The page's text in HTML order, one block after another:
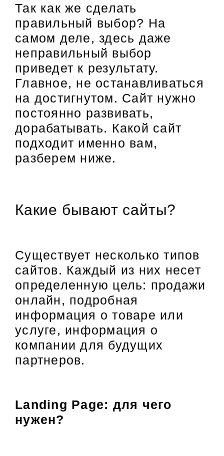
Так как же сделать
правильный выбор? На
самом деле, здесь даже
неправильный выбор
приведет к результату.
Главное, не останавливаться
на достигнутом. Сайт нужно
постоянно развивать,
дорабатывать. Какой сайт
подходит именно вам,
разберем ниже.
Какие бывают сайты?
Существует несколько типов
сайтов. Каждый из них несет
определенную цель: продажи
онлайн, подробная
информация о товаре или
услуге, информация о
компании для будущих
партнеров.
Landing Page: для чего
нужен?